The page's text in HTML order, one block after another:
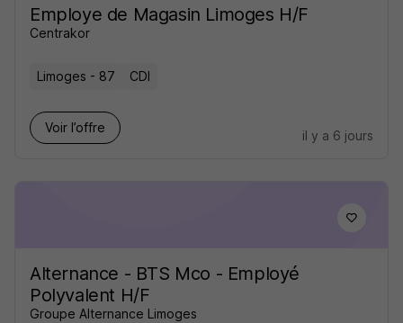
Employe de Magasin Limoges H/F
Centrakor
Limoges - 87 CDI
Voir l’offre
il y a 6 jours
Alternance - BTS Mco - Employé
Polyvalent H/F
Groupe Alternance Limoges